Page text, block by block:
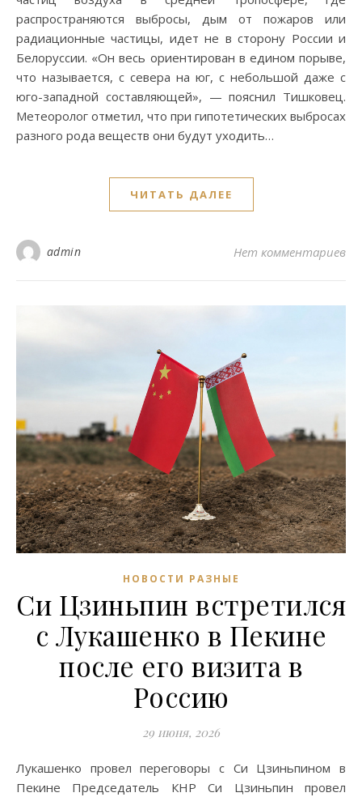
распространяются выбросы, дым от пожаров или
радиационные частицы, идет не в сторону России и
Белоруссии. «Он весь ориентирован в едином порыве,
что называется, с севера на юг, с небольшой даже с
юго-западной составляющей», — пояснил Тишковец.
Метеоролог отметил, что при гипотетических выбросах
разного рода веществ они будут уходить…
ЧИТАТЬ ДАЛЕЕ
admin Нет комментариев
НОВОСТИ РАЗНЫЕ
Си Цзиньпин встретился
с Лукашенко в Пекине
после его визита в
Россию
29 июня, 2026
Лукашенко провел переговоры с Си Цзиньпином в
Пекине Председатель КНР Си Цзиньпин провел